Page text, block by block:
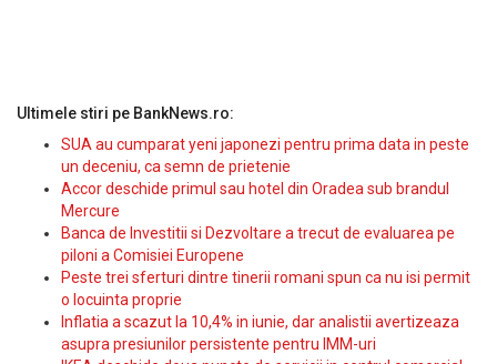
Ultimele stiri pe BankNews.ro:
SUA au cumparat yeni japonezi pentru prima data in peste
un deceniu, ca semn de prietenie
Accor deschide primul sau hotel din Oradea sub brandul
Mercure
Banca de Investitii si Dezvoltare a trecut de evaluarea pe
piloni a Comisiei Europene
Peste trei sferturi dintre tinerii romani spun ca nu isi permit
o locuinta proprie
Inflatia a scazut la 10,4% in iunie, dar analistii avertizeaza
asupra presiunilor persistente pentru IMM-uri